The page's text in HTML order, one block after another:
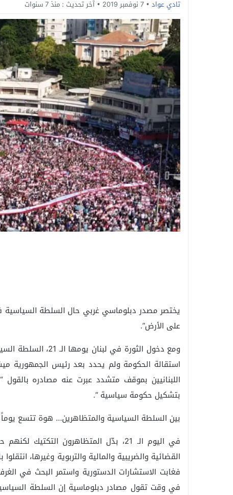
تادي عواد 7 نوفمبر 2019 آخر تحديث : منذ 7 سنوات
يختصر مصدر دبلوماسي غربي حال السلطة السياسية
على الأرض”.
ومع دخول الثورة في
استقالة الحكومة ولم يحدد بعد رئيس الجمهورية
اللبنانيين بموقف متشدد عبرت عنه مصادره
بتشكيل حكومة سياسية “.
بين السلطة السياسية والمتظاهرين… هوة تتسع
في اليوم الـ 21، بدّل المتظاهرون
القضائية والضريبية والمالية والتربوية وغيرها،
فغابت الاستشارات الدستورية واستمر البحث في